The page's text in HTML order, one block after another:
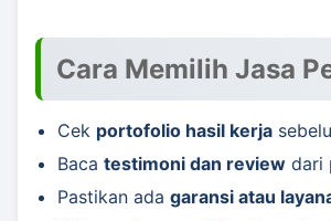
Cara Memilih Jasa
Cek portofolio hasil kerja
Baca testimoni dan review dari
Pastikan ada garansi atau